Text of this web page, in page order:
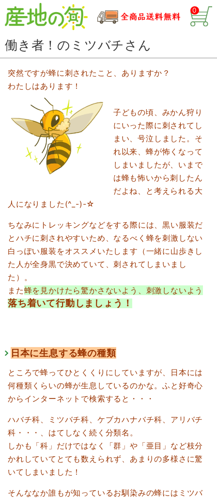
0
働き者！のミツバチさん
突然ですが蜂に刺されたこと、ありますか？
わたしはあります！
子どもの頃、みかん狩り
にいった際に刺されてし
まい、号泣しました。そ
れ以来、蜂が怖くなって
しまいましたが、いまで
は蜂も怖いから刺したん
だよね、と考えられる大
人になりました(^_-)-☆
ちなみにトレッキングなどをする際には、黒い服装だ
とハチに刺されやすいため、なるべく蜂を刺激しない
白っぽい服装をオススメいたします（一緒に山歩きし
た人が全身黒で決めていて、刺されてしまいまし
た）。
また蜂を見かけたら驚かさないよう、刺激しないよう
落ち着いて行動しましょう！
日本に生息する蜂の種類
ところで蜂ってひとくくりにしていますが、日本には
何種類くらいの蜂が生息しているのかな。ふと好奇心
からインターネットで検索すると・・・
ハバチ科、ミツバチ科、ケブカハナバチ科、アリバチ
科・・・、はてしなく続く分類名。
しかも「科」だけではなく「群」や「亜目」など枝分
かれしていてとても数えられず、あまりの多様さに驚
いてしまいました！
そんななか誰もが知っているお馴染みの蜂にはミツバ